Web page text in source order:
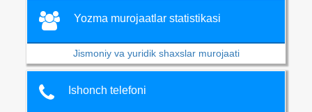
Yozma murojaatlar statistikasi
Jismoniy va yuridik shaxslar murojaati
Ishonch telefoni